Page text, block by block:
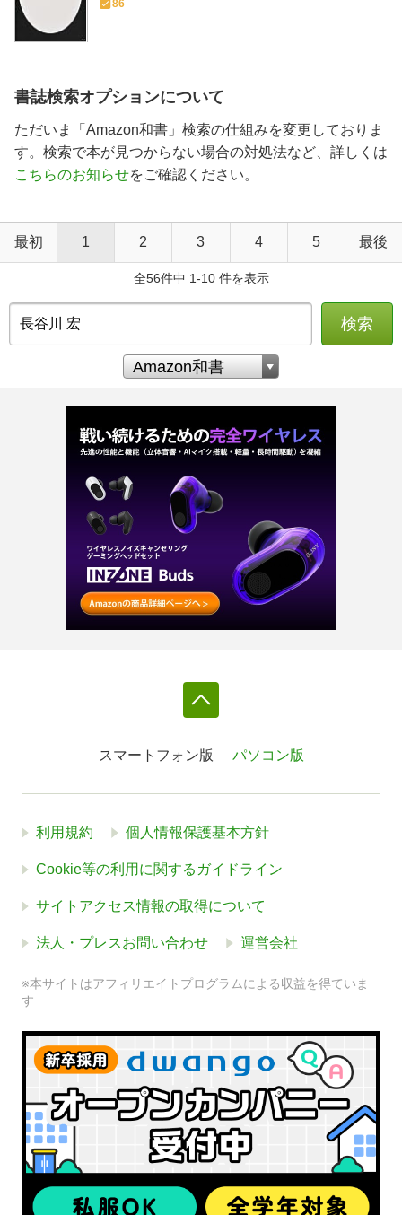
86
書誌検索オプションについて
ただいま「Amazon和書」検索の仕組みを変更しておりま
す。検索で本が見つからない場合の対処法など、詳しくは
こちらのお知らせをご確認ください。
最初 1 2 3 4 5 最後
全56件中 1-10 件を表示
検索
スマートフォン版 パソコン版
利用規約 個人情報保護基本方針
Cookie等の利用に関するガイドライン
サイトアクセス情報の取得について
法人・プレスお問い合わせ 運営会社
※本サイトはアフィリエイトプログラムによる収益を得ていま
す